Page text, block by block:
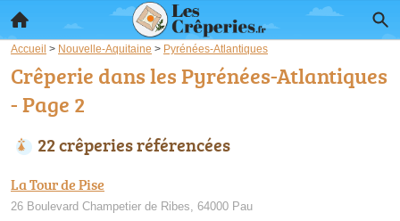
Accueil > Nouvelle-Aquitaine > Pyrénées-Atlantiques
Crêperie dans les Pyrénées-Atlantiques
- Page 2
22 crêperies référencées
La Tour de Pise
26 Boulevard Champetier de Ribes, 64000 Pau